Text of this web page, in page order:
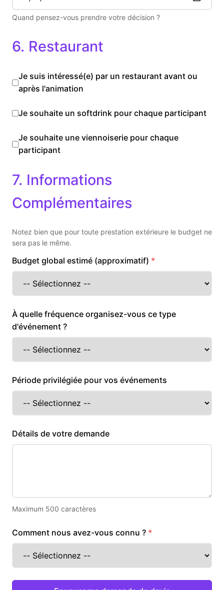
Quand pensez-vous prendre votre décision ?
6. Restaurant
Je suis intéressé(e) par un restaurant avant ou
après l'animation
Je souhaite un softdrink pour chaque participant
Je souhaite une viennoiserie pour chaque
participant
7. Informations
Complémentaires
Notez bien que pour toute prestation extérieure le budget ne
sera pas le même.
Budget global estimé (approximatif)
À quelle fréquence organisez-vous ce type
d'événement ?
Période privilégiée pour vos événements
Détails de votre demande
Maximum 500 caractères
Comment nous avez-vous connu ?